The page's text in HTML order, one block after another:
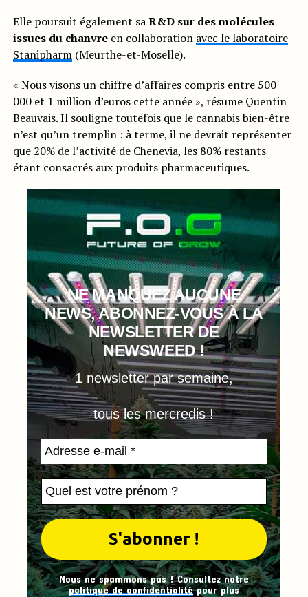
Elle poursuit également saR&D sur des molécules
issues du chanvreen collaboration avec le laboratoire
Stanipharm(Meurthe-et-Moselle).
« Nous visons un chiffre d’affaires compris entre 500
000 et 1 million d’euros cette année », résume Quentin
Beauvais. Il souligne toutefois que le cannabis bien-être
n’est qu’un tremplin : à terme, il ne devrait représenter
que 20% de l’activité de Chenevia, les 80% restants
étant consacrés aux produits pharmaceutiques.
NE MANQUEZ AUCUNE
NEWS, ABONNEZ-VOUS À LA
NEWSLETTER DE
NEWSWEED !
1 newsletter par semaine,
tous les mercredis !
Nous ne spammons pas ! Consultez notre
politique de confidentialitépour plus